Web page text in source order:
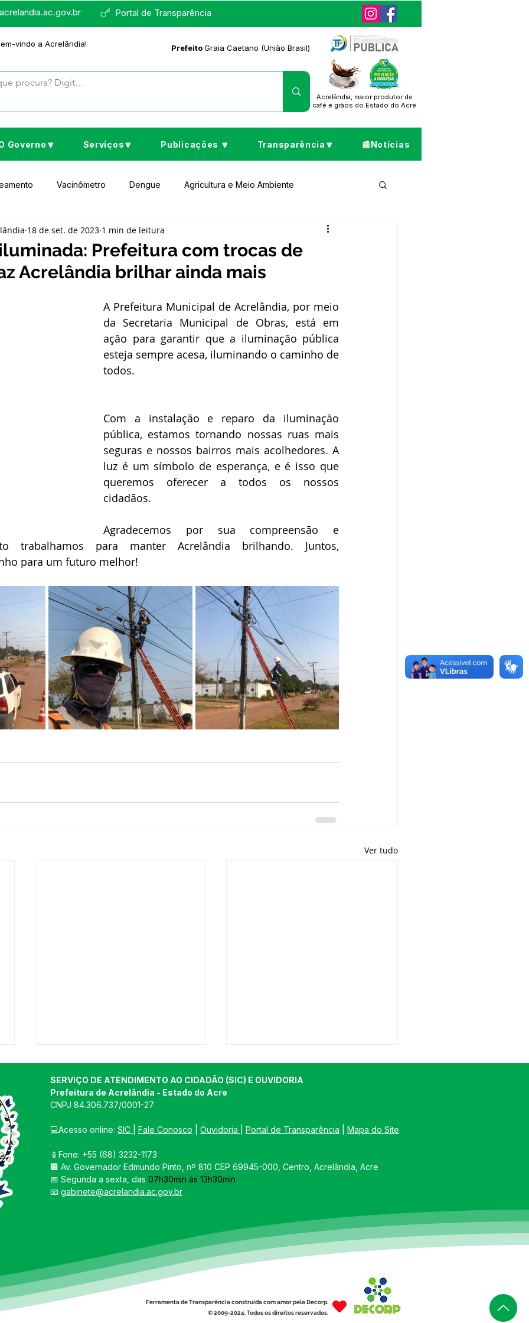
Portal de Transparência
vindo a Acrelândia! PrefeitoGraia Caetano (União Brasil)
Acrelândia, maior produtor de
café e grãos do Estado do Acre
Governo🔽 Serviços🔽 Publicações 🔽 Transparência🔽 📰Notícias
Vacinômetro Dengue Agricultura e Meio Ambiente
Cultura e Lazer Educação Assistência Social
e Governo Expoacrelandia Notas e Comunicado
Convênios e Parcerias Licitações Nota de Repúdio
Vigilância Sanitária
Nota de esclarecimento
Prefeitura com trocas de
Acrelândia brilhar ainda mais
18 de set. de 2023 1 min de leitura
A Prefeitura Municipal de Acrelândia, por meio
da Secretaria Municipal de Obras, está em
ação para garantir que a iluminação pública
esteja sempre acesa, iluminando o caminho de
todos.
Com a instalação e reparo da iluminação
pública, estamos tornando nossas ruas mais
seguras e nossos bairros mais acolhedores. A
luz é um símbolo de esperança, e é isso que
queremos oferecer a todos os nossos
cidadãos.
Agradecemos por sua compreensão e
trabalhamos para manter Acrelândia brilhando. Juntos,
para um futuro melhor!
Ver tudo
Prefeitura de Acrelândia
realiza recapeamento
asfáltico na Rua Maria
Soares Rocha
Prefeito Graia vistoria
canteiros de obras em
técnica
SERVIÇO DE ATENDIMENTO AO CIDADÃO (SIC) E OUVIDORIA
Prefeitura de Acrelândia - Estado do Acre
CNPJ 84.306.737/0001-27
💻Acesso online: SIC Fale Conosco Ouvidoria Portal de Transparência Mapa do Site
📱Fone: +55 (68) 3232-1173
🏢 Av. Governador Edmundo Pinto, nº 810 CEP 69945-000, Centro, Acrelândia, Acre
📅 Segunda a sexta, das 07h30min às 13h30min
📧 gabinete@acrelandia.ac.gov.br
Ferramenta de Transparência construída com amor pela Decorp.
© 2009-2024. Todos os direitos reservados.